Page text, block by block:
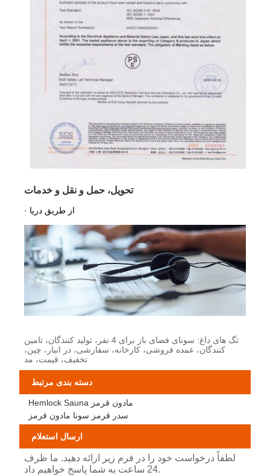
تحویل، حمل و نقل و خدمات
· از طریق دریا
تگ های داغ: سونای فضای باز برای 4 نفر، تولید کنندگان، تامین
کنندگان، عمده فروشی، کارخانه، سفارشی، در انبار، چین،
تخفیف، قیمت، مد
دسته بندی مرتبط
Hemlock Sauna مادون قرمز
سدر قرمز سونا مادون قرمز
ارسال استعلام
لطفاً درخواست خود را در فرم زیر ارائه دهید. ما ظرف
24 ساعت به شما پاسخ خواهیم داد.